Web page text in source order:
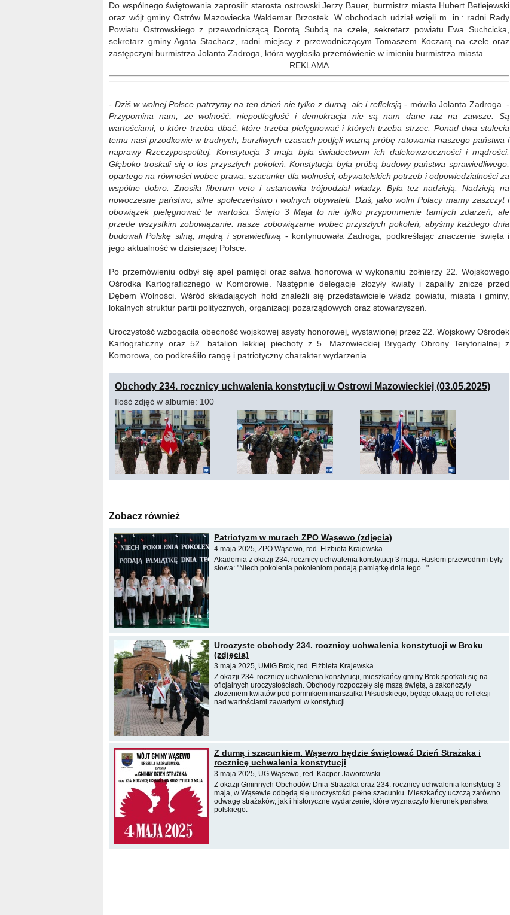
Do wspólnego świętowania zaprosili: starosta ostrowski Jerzy Bauer, burmistrz miasta Hubert Betlejewski
oraz wójt gminy Ostrów Mazowiecka Waldemar Brzostek. W obchodach udział wzięli m. in.: radni Rady
Powiatu Ostrowskiego z przewodniczącą Dorotą Subdą na czele, sekretarz powiatu Ewa Suchcicka,
sekretarz gminy Agata Stachacz, radni miejscy z przewodniczącym Tomaszem Koczarą na czele oraz
zastępczyni burmistrza Jolanta Zadroga, która wygłosiła przemówienie w imieniu burmistrza miasta.
REKLAMA
- Dziś w wolnej Polsce patrzymy na ten dzień nie tylko z dumą, ale i refleksją - mówiła Jolanta Zadroga. -
Przypomina nam, że wolność, niepodległość i demokracja nie są nam dane raz na zawsze. Są
wartościami, o które trzeba dbać, które trzeba pielęgnować i których trzeba strzec. Ponad dwa stulecia
temu nasi przodkowie w trudnych, burzliwych czasach podjęli ważną próbę ratowania naszego państwa i
naprawy Rzeczypospolitej. Konstytucja 3 maja była świadectwem ich dalekowzroczności i mądrości.
Głęboko troskali się o los przyszłych pokoleń. Konstytucja była próbą budowy państwa sprawiedliwego,
opartego na równości wobec prawa, szacunku dla wolności, obywatelskich potrzeb i odpowiedzialności za
wspólne dobro. Znosiła liberum veto i ustanowiła trójpodział władzy. Była też nadzieją. Nadzieją na
nowoczesne państwo, silne społeczeństwo i wolnych obywateli. Dziś, jako wolni Polacy mamy zaszczyt i
obowiązek pielęgnować te wartości. Święto 3 Maja to nie tylko przypomnienie tamtych zdarzeń, ale
przede wszystkim zobowiązanie: nasze zobowiązanie wobec przyszłych pokoleń, abyśmy każdego dnia
budowali Polskę silną, mądrą i sprawiedliwą - kontynuowała Zadroga, podkreślając znaczenie święta i
jego aktualność w dzisiejszej Polsce.
Po przemówieniu odbył się apel pamięci oraz salwa honorowa w wykonaniu żołnierzy 22. Wojskowego
Ośrodka Kartograficznego w Komorowie. Następnie delegacje złożyły kwiaty i zapaliły znicze przed
Dębem Wolności. Wśród składających hołd znaleźli się przedstawiciele władz powiatu, miasta i gminy,
lokalnych struktur partii politycznych, organizacji pozarządowych oraz stowarzyszeń.
Uroczystość wzbogaciła obecność wojskowej asysty honorowej, wystawionej przez 22. Wojskowy Ośrodek
Kartograficzny oraz 52. batalion lekkiej piechoty z 5. Mazowieckiej Brygady Obrony Terytorialnej z
Komorowa, co podkreśliło rangę i patriotyczny charakter wydarzenia.
Obchody 234. rocznicy uchwalenia konstytucji w Ostrowi Mazowieckiej (03.05.2025)
Ilość zdjęć w albumie: 100
Zobacz również
Patriotyzm w murach ZPO Wąsewo (zdjęcia)
4 maja 2025, ZPO Wąsewo, red. Elżbieta Krajewska
Akademia z okazji 234. rocznicy uchwalenia konstytucji 3 maja. Hasłem przewodnim były
słowa: "Niech pokolenia pokoleniom podają pamiątkę dnia tego...".
Uroczyste obchody 234. rocznicy uchwalenia konstytucji w Broku
(zdjęcia)
3 maja 2025, UMiG Brok, red. Elżbieta Krajewska
Z okazji 234. rocznicy uchwalenia konstytucji, mieszkańcy gminy Brok spotkali się na
oficjalnych uroczystościach. Obchody rozpoczęły się mszą świętą, a zakończyły
złożeniem kwiatów pod pomnikiem marszałka Piłsudskiego, będąc okazją do refleksji
nad wartościami zawartymi w konstytucji.
Z dumą i szacunkiem. Wąsewo będzie świętować Dzień Strażaka i
rocznicę uchwalenia konstytucji
3 maja 2025, UG Wąsewo, red. Kacper Jaworowski
Z okazji Gminnych Obchodów Dnia Strażaka oraz 234. rocznicy uchwalenia konstytucji 3
maja, w Wąsewie odbędą się uroczystości pełne szacunku. Mieszkańcy uczczą zarówno
odwagę strażaków, jak i historyczne wydarzenie, które wyznaczyło kierunek państwa
polskiego.